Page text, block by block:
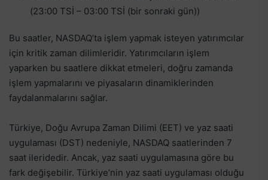
(23:00 TSİ – 03:00 TSİ (bir sonraki gün))
Bu saatler, NASDAQ’ta işlem yapmak isteyen yatırımcılar
için kritik zaman dilimleridir. Yatırımcıların işlem
yaparken bu saatlere dikkat etmeleri, doğru zamanda
işlem yapmalarını ve piyasaların dinamiklerinden
faydalanmalarını sağlar.
Türkiye, Doğu Avrupa Zaman Dilimi (EET) ve yaz saati
uygulaması (DST) nedeniyle, NASDAQ saatlerinden 7
saat ileridedir. Ancak, yaz saati uygulamasına göre bu
fark değişebilir. Türkiye’nin yaz saati uygulaması olduğu